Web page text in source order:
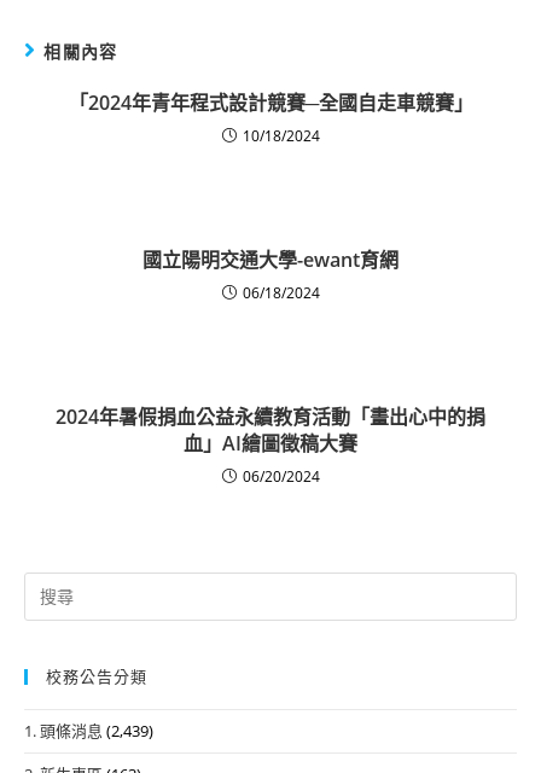
相關內容
「2024年青年程式設計競賽─全國自走車競賽」
10/18/2024
國立陽明交通大學-ewant育網
06/18/2024
2024年暑假捐血公益永續教育活動「畫出心中的捐
血」AI繪圖徵稿大賽
06/20/2024
Search
for:
校務公告分類
1. 頭條消息 (2,439)